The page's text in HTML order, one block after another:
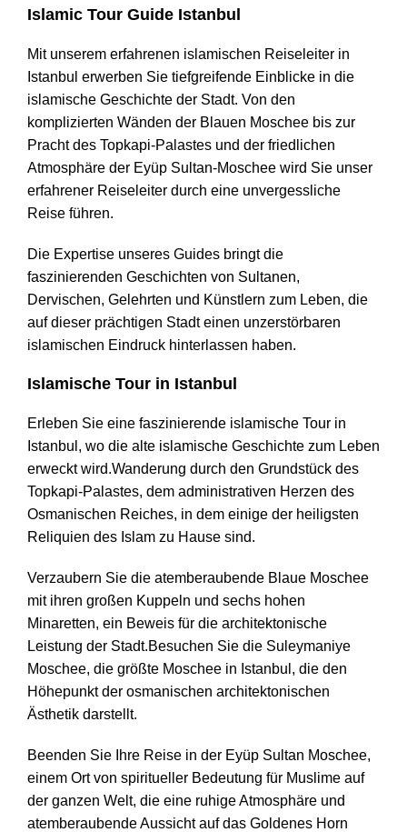
Islamic Tour Guide Istanbul
Mit unserem erfahrenen islamischen Reiseleiter in
Istanbul erwerben Sie tiefgreifende Einblicke in die
islamische Geschichte der Stadt. Von den
komplizierten Wänden der Blauen Moschee bis zur
Pracht des Topkapi-Palastes und der friedlichen
Atmosphäre der Eyüp Sultan-Moschee wird Sie unser
erfahrener Reiseleiter durch eine unvergessliche
Reise führen.
Die Expertise unseres Guides bringt die
faszinierenden Geschichten von Sultanen,
Dervischen, Gelehrten und Künstlern zum Leben, die
auf dieser prächtigen Stadt einen unzerstörbaren
islamischen Eindruck hinterlassen haben.
Islamische Tour in Istanbul
Erleben Sie eine faszinierende islamische Tour in
Istanbul, wo die alte islamische Geschichte zum Leben
erweckt wird.Wanderung durch den Grundstück des
Topkapi-Palastes, dem administrativen Herzen des
Osmanischen Reiches, in dem einige der heiligsten
Reliquien des Islam zu Hause sind.
Verzaubern Sie die atemberaubende Blaue Moschee
mit ihren großen Kuppeln und sechs hohen
Minaretten, ein Beweis für die architektonische
Leistung der Stadt.Besuchen Sie die Suleymaniye
Moschee, die größte Moschee in Istanbul, die den
Höhepunkt der osmanischen architektonischen
Ästhetik darstellt.
Beenden Sie Ihre Reise in der Eyüp Sultan Moschee,
einem Ort von spiritueller Bedeutung für Muslime auf
der ganzen Welt, die eine ruhige Atmosphäre und
atemberaubende Aussicht auf das Goldenes Horn